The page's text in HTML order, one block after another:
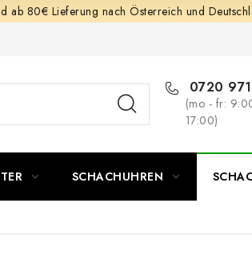
ab 80€ Lieferung nach Österreich und
0720
(mo - fr:
17:00)
SCHACHUHREN